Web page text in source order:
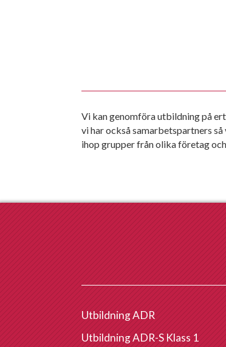
Vi kan genomföra utbildning på
vi har också samarbetspartners så
ihop grupper från olika företag
utbildning för er. Tveka inte utan
Utbildning ADR
Utbildning ADR-S Klass 1